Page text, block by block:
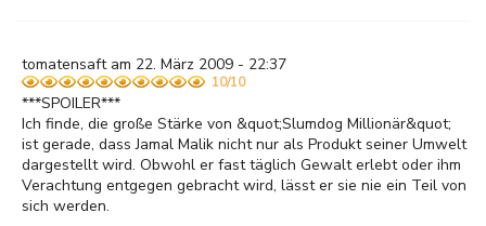
tomatensaft am 22. März 2009 - 22:37
10/10
***SPOILER***
Ich finde, die große Stärke von &quot;Slumdog Millionär&quot;
ist gerade, dass Jamal Malik nicht nur als Produkt seiner Umwelt
dargestellt wird. Obwohl er fast täglich Gewalt erlebt oder ihm
Verachtung entgegen gebracht wird, lässt er sie nie ein Teil von
sich werden.